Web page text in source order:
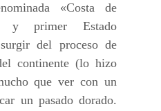
«Costa de
y primer Estado
del proceso de
continente (lo hizo
que ver con un
un pasado dorado.